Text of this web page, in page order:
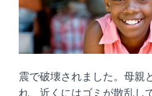
震で破壊されました。母親
れ、近くにはゴミが散乱し